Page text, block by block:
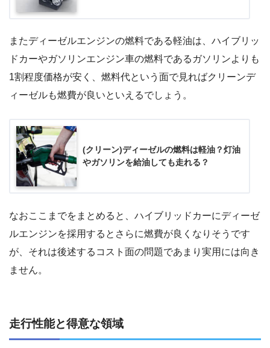
またディーゼルエンジンの燃料である軽油は、ハイブリッ
ドカーやガソリンエンジン車の燃料であるガソリンよりも
1割程度価格が安く、燃料代という面で見ればクリーンデ
ィーゼルも燃費が良いといえるでしょう。
(クリーン)ディーゼルの燃料は軽油？灯油
やガソリンを給油しても走れる？
なおここまでをまとめると、ハイブリッドカーにディーゼ
ルエンジンを採用するとさらに燃費が良くなりそうです
が、それは後述するコスト面の問題であまり実用には向き
ません。
走行性能と得意な領域